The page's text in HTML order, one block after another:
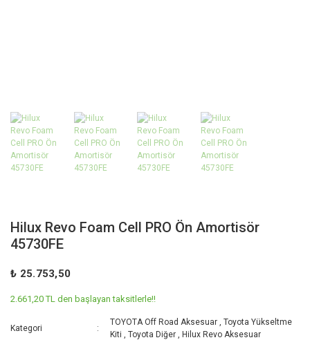
Hilux Revo Foam Cell PRO Ön Amortisör
45730FE
₺ 25.753,50
2.661,20 TL den başlayan taksitlerle!!
Kategori
TOYOTA Off Road Aksesuar ,Toyota Yükseltme
Kiti
,Toyota Diğer ,Hilux Revo Aksesuar